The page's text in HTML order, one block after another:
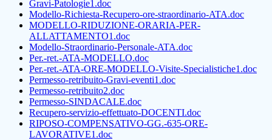
Gravi-Patologie1.doc
Modello-Richiesta-Recupero-ore-straordinario-ATA.doc
MODELLO-RIDUZIONE-ORARIA-PER-
ALLATTAMENTO1.doc
Modello-Straordinario-Personale-ATA.doc
Per.-ret.-ATA-MODELLO.doc
Per.-ret.-ATA-ORE-MODELLO-Visite-Specialistiche1.doc
Permesso-retribuito-Gravi-eventi1.doc
Permesso-retribuito2.doc
Permesso-SINDACALE.doc
Recupero-servizio-effettuato-DOCENTI.doc
RIPOSO-COMPENSATIVO-GG.-635-ORE-
LAVORATIVE1.doc